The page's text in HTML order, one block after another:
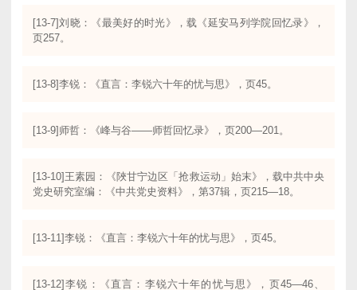
[13-7]刘晓：《最美好的时光》，载《延安马列学院回忆录》，
页257。
[13-8]李锐：《直言：李锐六十年的忧与思》，页45。
[13-9]师哲：《峰与谷——师哲回忆录》，页200—201。
[13-10]王素园：《陜甘宁边区「抢救运动」始末》，载中共中央
党史研究室编：《中共党史资料》，第37辑，页215—18。
[13-11]李锐：《直言：李锐六十年的忧与思》，页45。
[13-12]李锐：《直言：李锐六十年的忧与思》，页45—46、